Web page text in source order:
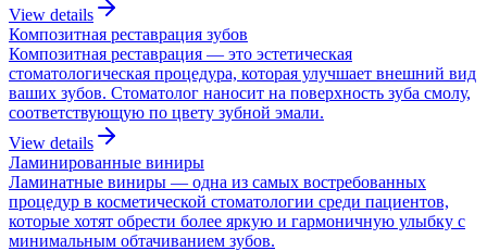
View details
Композитная реставрация зубов
Композитная реставрация — это эстетическая
стоматологическая процедура, которая улучшает внешний вид
ваших зубов. Стоматолог наносит на поверхность зуба смолу,
соответствующую по цвету зубной эмали.
View details
Ламинированные виниры
Ламинатные виниры — одна из самых востребованных
процедур в косметической стоматологии среди пациентов,
которые хотят обрести более яркую и гармоничную улыбку с
минимальным обтачиванием зубов.